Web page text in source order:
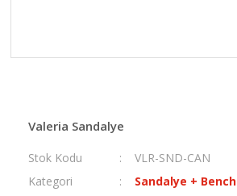
Valeria Sandalye
Stok Kodu
VLR-SND-CAN
Kategori
Sandalye + Bench